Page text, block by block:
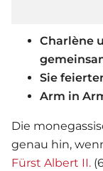
Charlène
Sie
Arm in
Die
genau hin,
Fürst Albert II.